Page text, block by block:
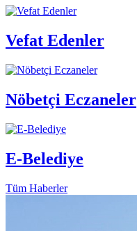
Vefat Edenler
Nöbetçi Eczaneler
E-Belediye
Tüm Haberler